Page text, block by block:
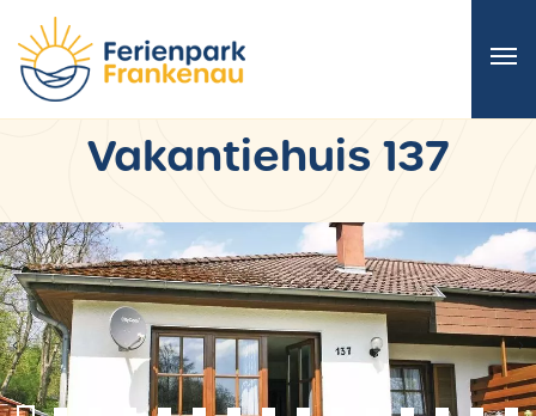
Vakantiehuis 137
‹ ›